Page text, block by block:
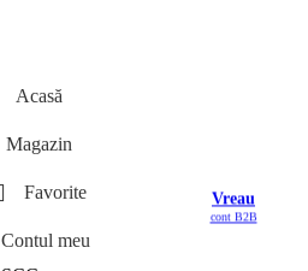
Acasă
Magazin
Favorite
Contul meu
Vreau
cont B2B